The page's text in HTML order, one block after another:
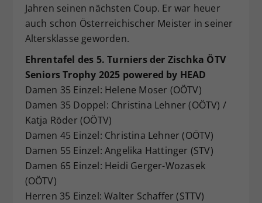
Jahren seinen nächsten Coup. Er war heuer
auch schon Österreichischer Meister in seiner
Altersklasse geworden.
Ehrentafel des 5. Turniers der Zischka ÖTV
Seniors Trophy 2025 powered by HEAD
Damen 35 Einzel: Helene Moser (OÖTV)
Damen 35 Doppel: Christina Lehner (OÖTV) /
Katja Röder (OÖTV)
Damen 45 Einzel: Christina Lehner (OÖTV)
Damen 55 Einzel: Angelika Hattinger (STV)
Damen 65 Einzel: Heidi Gerger-Wozasek
(OÖTV)
Herren 35 Einzel: Walter Schaffer (STTV)